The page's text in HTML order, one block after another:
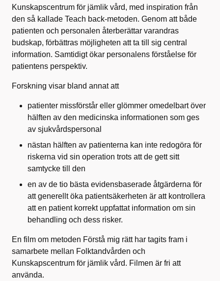
Kunskapscentrum för jämlik vård, med inspiration från
den så kallade Teach back-metoden. Genom att både
patienten och personalen återberättar varandras
budskap, förbättras möjligheten att ta till sig central
information. Samtidigt ökar personalens förståelse för
patientens perspektiv.
Forskning visar bland annat att
patienter missförstår eller glömmer omedelbart över
hälften av den medicinska informationen som ges
av sjukvårdspersonal
nästan hälften av patienterna kan inte redogöra för
riskerna vid sin operation trots att de gett sitt
samtycke till den
en av de tio bästa evidensbaserade åtgärderna för
att generellt öka patientsäkerheten är att kontrollera
att en patient korrekt uppfattat information om sin
behandling och dess risker.
En film om metoden Förstå mig rätt har tagits fram i
samarbete mellan Folktandvården och
Kunskapscentrum för jämlik vård. Filmen är fri att
använda.